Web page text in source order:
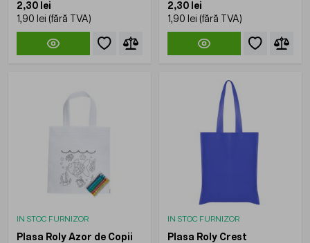
2,30 lei
1,90 lei
2,30 lei
1,90 lei
IN STOC FURNIZOR
Plasa Roly Azor de Copii
IN STOC FURNIZOR
Plasa Roly Crest